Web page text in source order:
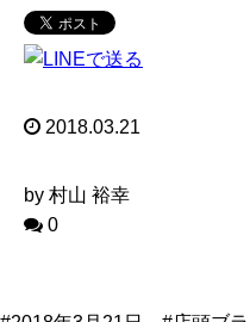
2018.03.21
by 村山 裕幸
0